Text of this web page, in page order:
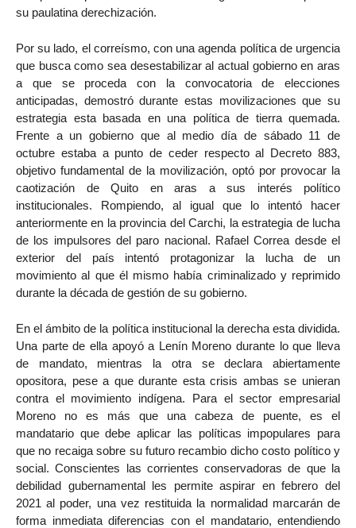
su paulatina derechización.
Por su lado, el correísmo, con una agenda política de urgencia
que busca como sea desestabilizar al actual gobierno en aras
a que se proceda con la convocatoria de elecciones
anticipadas, demostró durante estas movilizaciones que su
estrategia esta basada en una política de tierra quemada.
Frente a un gobierno que al medio día de sábado 11 de
octubre estaba a punto de ceder respecto al Decreto 883,
objetivo fundamental de la movilización, optó por provocar la
caotización de Quito en aras a sus interés político
institucionales. Rompiendo, al igual que lo intentó hacer
anteriormente en la provincia del Carchi, la estrategia de lucha
de los impulsores del paro nacional. Rafael Correa desde el
exterior del país intentó protagonizar la lucha de un
movimiento al que él mismo había criminalizado y reprimido
durante la década de gestión de su gobierno.
En el ámbito de la política institucional la derecha esta dividida.
Una parte de ella apoyó a Lenín Moreno durante lo que lleva
de mandato, mientras la otra se declara abiertamente
opositora, pese a que durante esta crisis ambas se unieran
contra el movimiento indígena. Para el sector empresarial
Moreno no es más que una cabeza de puente, es el
mandatario que debe aplicar las políticas impopulares para
que no recaiga sobre su futuro recambio dicho costo político y
social. Conscientes las corrientes conservadoras de que la
debilidad gubernamental les permite aspirar en febrero del
2021 al poder, una vez restituida la normalidad marcarán de
forma inmediata diferencias con el mandatario, entendiendo